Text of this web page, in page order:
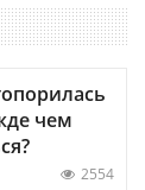
чем
2554